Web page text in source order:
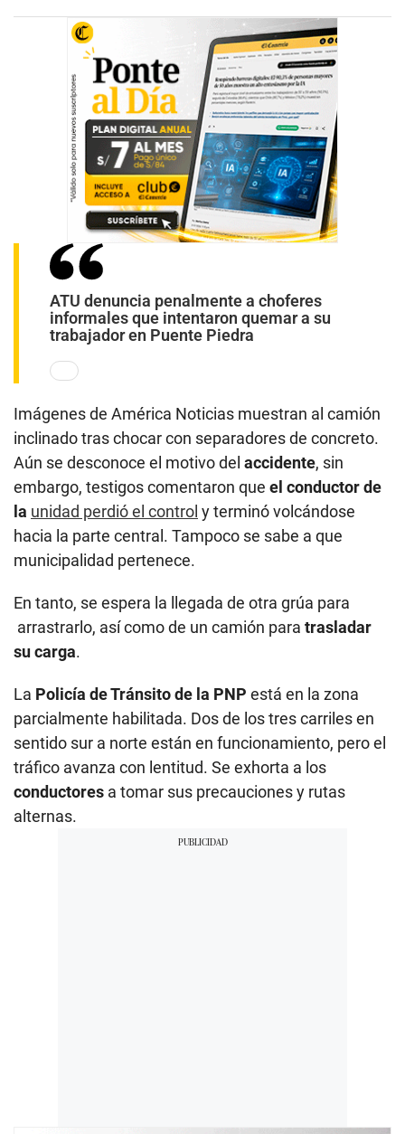
ATU denuncia penalmente a choferes
informales que intentaron quemar a su
trabajador en Puente Piedra
Imágenes de América Noticias muestran al camión
inclinado tras chocar con separadores de concreto.
Aún se desconoce el motivo del accidente, sin
embargo, testigos comentaron que el conductor de
la unidad perdió el control y terminó volcándose
hacia la parte central. Tampoco se sabe a que
municipalidad pertenece.
En tanto, se espera la llegada de otra grúa para
arrastrarlo, así como de un camión para trasladar
su carga.
La Policía de Tránsito de la PNP está en la zona
parcialmente habilitada. Dos de los tres carriles en
sentido sur a norte están en funcionamiento, pero el
tráfico avanza con lentitud. Se exhorta a los
conductores a tomar sus precauciones y rutas
alternas.